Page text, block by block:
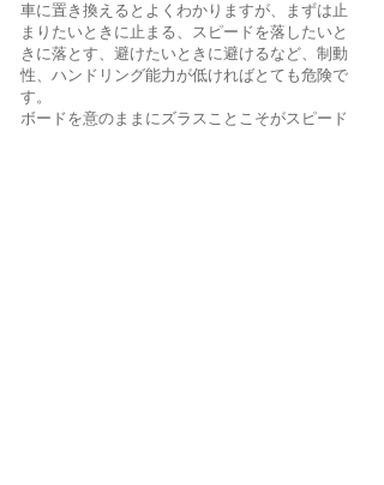
車に置き換えるとよくわかりますが、まずは止
まりたいときに止まる、スピードを落したいと
きに落とす、避けたいときに避けるなど、制動
性、ハンドリング能力が低ければとても危険で
す。
ボードを意のままにズラスことこそがスピード